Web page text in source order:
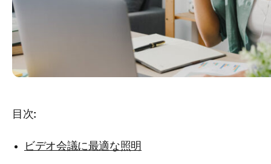
目次:
ビデオ会議に最適な照明